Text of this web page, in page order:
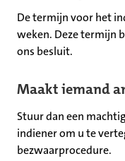
De termijn voor het
weken. Deze termijn
ons besluit.
Maakt iemand
Stuur dan een
indiener om u te
bezwaarprocedure.